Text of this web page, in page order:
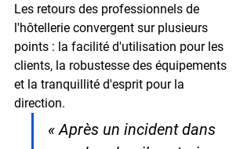
Les retours des professionnels de
l'hôtellerie convergent sur plusieurs
points : la facilité d'utilisation pour les
clients, la robustesse des équipements
et la tranquillité d'esprit pour la
direction.
« Après un incident dans